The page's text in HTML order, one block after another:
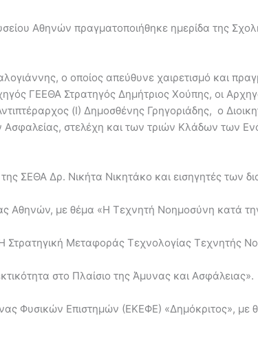
Αθηνών πραγματοποιήθηκε ημερίδα της
ο οποίος απεύθυνε χαιρετισμό και
ΓΕΕΘΑ Στρατηγός Δημήτριος Χούπης, οι
(Ι) Δημοσθένης Γρηγοριάδης, ο
στελέχη και των τριών Κλάδων των
ΣΕΘΑ Δρ. Νικήτα Νικητάκο και εισηγητές των
Αθηνών, με θέμα «Η Τεχνητή Νοημοσύνη κατά
Μεταφοράς Τεχνολογίας Τεχνητής
στο Πλαίσιο της Άμυνας και Ασφάλειας».
Φυσικών Επιστημών (ΕΚΕΦΕ) «Δημόκριτος», με